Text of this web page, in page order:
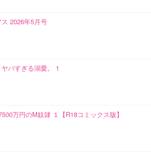
ス 2026年5月号
バすぎる溺愛。 1
万円のM奴隷 １【R18コミックス版】